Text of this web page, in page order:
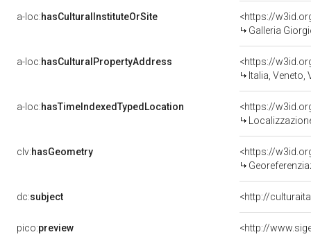
a-loc:hasCulturalInstituteOrSite
<https://
Galleria
a-loc:hasCulturalPropertyAddress
<https://
Italia, Veneto,
a-loc:hasTimeIndexedTypedLocation
<https://
clv:hasGeometry
<https://
dc:subject <http://
pico:preview